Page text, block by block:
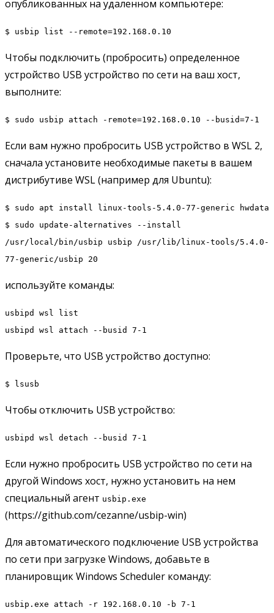
опубликованных на удаленном компьютере:
$ usbip list --remote=192.168.0.10
Чтобы подключить (пробросить) определенное
устройство USB устройство по сети на ваш хост,
выполните:
$ sudo usbip attach -remote=192.168.0.10 --busid=7-1
Если вам нужно пробросить USB устройство в WSL 2,
сначала установите необходимые пакеты в вашем
дистрибутиве WSL (например для Ubuntu):
$ sudo apt install linux-tools-5.4.0-77-generic hwdata
$ sudo update-alternatives --install
/usr/local/bin/usbip usbip /usr/lib/linux-tools/5.4.0-
77-generic/usbip 20
используйте команды:
usbipd wsl list
usbipd wsl attach --busid 7-1
Проверьте, что USB устройство доступно:
$ lsusb
Чтобы отключить USB устройство:
usbipd wsl detach --busid 7-1
Если нужно пробросить USB устройство по сети на
другой Windows хост, нужно установить на нем
специальный агент usbip.exe
(https://github.com/cezanne/usbip-win)
Для автоматического подключение USB устройства
по сети при загрузке Windows, добавьте в
планировщик Windows Scheduler команду:
usbip.exe attach -r 192.168.0.10 -b 7-1